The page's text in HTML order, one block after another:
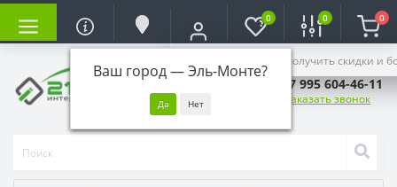
Ваш город —Эль-Монте?
Войдите, чтобы получить скидки и
0 0 0
+7 995 604-46-11
Заказать звонок